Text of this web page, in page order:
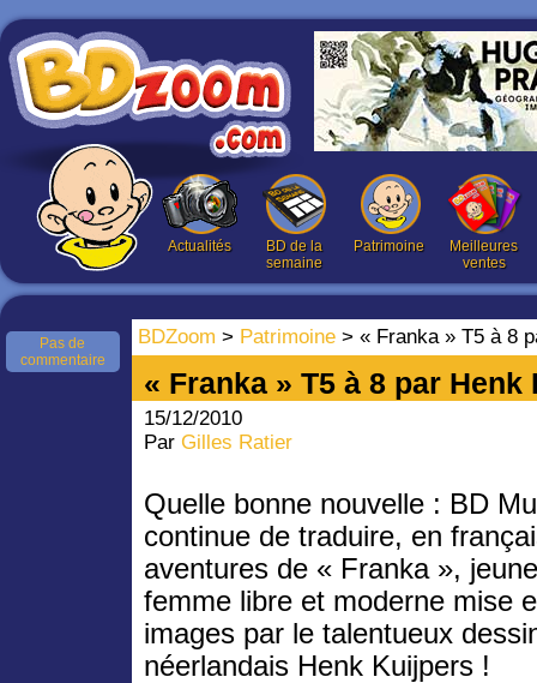
Actualités
BD de la
semaine
Patrimoine
Meilleures
ventes
BDZoom > Patrimoine > « Franka » T5 à 8
Pas de
commentaire
« Franka » T5 à 8 par
15/12/2010
Par Gilles Ratier
Quelle bonne nouvelle : BD
continue de traduire, en
aventures de « Franka », jeune
femme libre et moderne mise
images par le talentueux
néerlandais Henk Kuijpers !